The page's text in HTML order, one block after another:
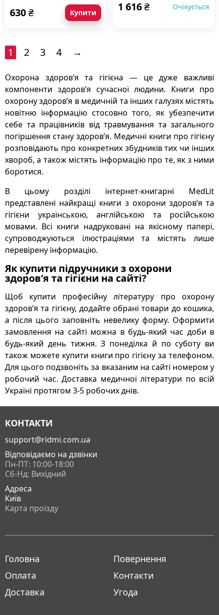
роти (батареї). Стандарт
підготовки
630₴ Купити
видання
1 616₴ Очікується
1 2 3 4 →
Охорона здоров’я та гігієна — це дуже важливі
компоненти здоров’я сучасної людини. Книги про
охорону здоров’я в медичній та інших галузях містять
новітню інформацію стосовно того, як убезпечити
себе та працівників від травмування та загального
погіршення стану здоров’я. Медичні книги про гігієну
розповідають про конкретних збудників тих чи інших
хвороб, а також містять інформацію про те, як з ними
боротися.
В цьому розділі інтернет-книгарні MedLit
представлені найкращі книги з охорони здоров’я та
гігієни українською, англійською та російською
мовами. Всі книги надруковані на якісному папері,
супроводжуються ілюстраціями та містять лише
перевірену інформацію.
Як купити підручники з охорони
здоров’я та гігієни на сайті?
Щоб купити професійну літературу про охорону
здоров’я та гігієну, додайте обрані товари до кошика,
а після цього заповніть невелику форму. Оформити
замовлення на сайті можна в будь-який час доби в
будь-який день тижня. З понеділка й по суботу ви
також можете купити книги про гігієну за телефоном.
Для цього подзвоніть за вказаним на сайті номером у
робочий час. Доставка медичної літератури по всій
Україні протягом 3-5 робочих днів.
КОНТАКТИ
support@ridmi.com.ua
Відповідаємо на дзвінки
Пн-ПТ: 10:00-18:00
Сб-Нд: Вихідний
Адреса
Київ
Карта проїзду
Головна
Оплата
Доставка
Повернення
Контакти
Угода